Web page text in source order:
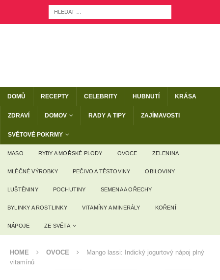
DOMŮ RECEPTY CELEBRITY HUBNUTÍ KRÁSA
ZDRAVÍ DOMOV RADY A TIPY ZAJÍMAVOSTI
SVĚTOVÉ POKRMY
MASO RYBY A MOŘSKÉ PLODY OVOCE ZELENINA
MLÉČNÉ VÝROBKY PEČIVO A TĚSTOVINY OBILOVINY
LUŠTĚNINY POCHUTINY SEMENA A OŘECHY
BYLINKY A ROSTLINKY VITAMÍNY A MINERÁLY KOŘENÍ
NÁPOJE ZE SVĚTA
HOME OVOCE
Mango lassi: Indický jogurtový nápoj plný
vitamínů